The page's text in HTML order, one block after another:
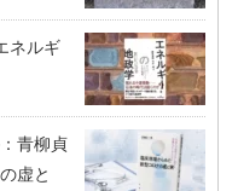
ネルギ
青柳貞
虚と